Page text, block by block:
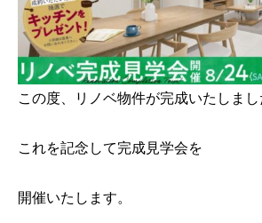
この度、リノベ物件が完成いたしまし
これを記念して完成見学会を
開催いたします。